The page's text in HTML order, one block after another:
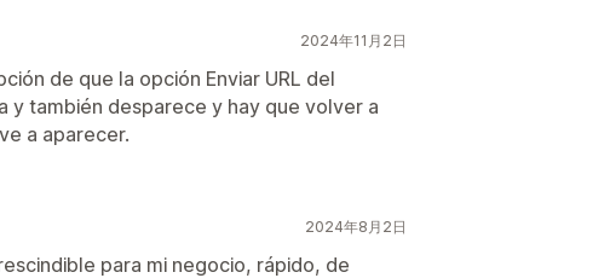
2024年11月2日
de que la opción Enviar URL del
y también desparece y hay que volver a
a aparecer.
2024年8月2日
para mi negocio, rápido, de